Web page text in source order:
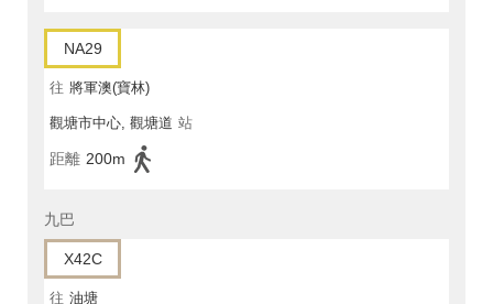
NA29
往 將軍澳(寶林)
觀塘市中心, 觀塘道 站
距離 200m
九巴
X42C
往 油塘